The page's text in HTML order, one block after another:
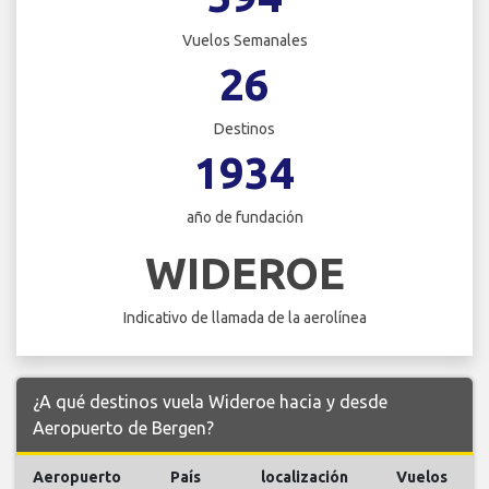
Vuelos Semanales
26
Destinos
1934
año de fundación
WIDEROE
Indicativo de llamada de la aerolínea
¿A qué destinos vuela Wideroe hacia y desde
Aeropuerto de Bergen?
Aeropuerto País localización Vuelos